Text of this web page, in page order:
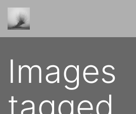
Skip
to
und
Bewundertes
Images
tagged